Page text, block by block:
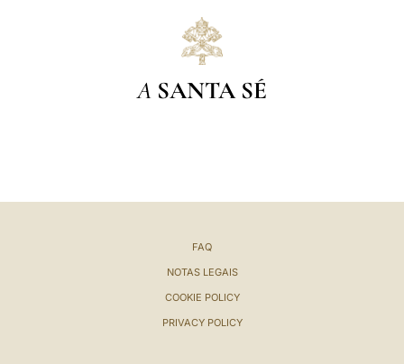
A SANTA SÉ
FAQ
NOTAS LEGAIS
COOKIE POLICY
PRIVACY POLICY